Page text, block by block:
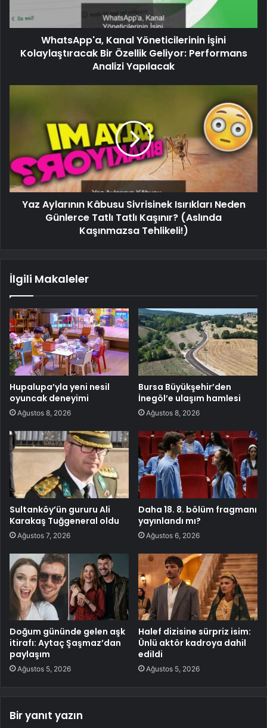
WhatsApp'a, Kanal Yöneticilerinin İşini
Kolaylaştıracak Bir Özellik Geliyor: Performans
Analizi Yapılacak
Yaz Aylarının Kâbusu Sivrisinek Isırıkları Neden
Günlerce Tatlı Tatlı Kaşınır? (Aslında
Kaşınmazsa Tehlikeli!)
İlgili Makaleler
Hupalupa’yla yeni nesil
oyuncak deneyimi
Ağustos 8, 2026
Bursa Büyükşehir’den
İnegöl’e ulaşım hamlesi
Ağustos 8, 2026
Sultanköy’ün gururu Ali
Karakaş Tuğgeneral oldu
Ağustos 7, 2026
Daha 18. 8. bölüm fragmanı
yayınlandı mı?
Ağustos 6, 2026
Doğum gününde gelen aşk
itirafı: Aytaç Şaşmaz’dan
paylaşım
Ağustos 5, 2026
Halef dizisine sürpriz isim:
Ünlü aktör kadroya dahil
edildi
Ağustos 5, 2026
Bir yanıt yazın